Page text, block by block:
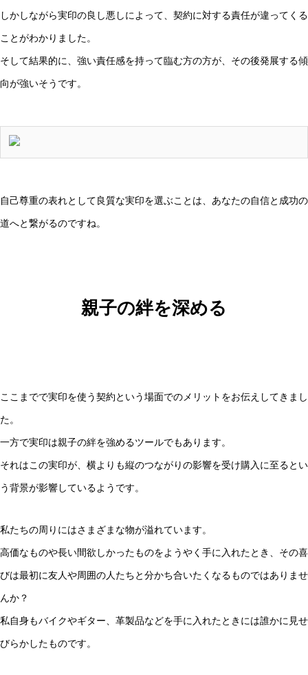
しかしながら実印の良し悪しによって、契約に対する責任が違ってくる
ことがわかりました。
そして結果的に、強い責任感を持って臨む方の方が、その後発展する傾
向が強いそうです。
自己尊重の表れとして良質な実印を選ぶことは、あなたの自信と成功の
道へと繋がるのですね。
親子の絆を深める
ここまでで実印を使う契約という場面でのメリットをお伝えしてきまし
た。
一方で実印は親子の絆を強めるツールでもあります。
それはこの実印が、横よりも縦のつながりの影響を受け購入に至るとい
う背景が影響しているようです。
私たちの周りにはさまざまな物が溢れています。
高価なものや長い間欲しかったものをようやく手に入れたとき、その喜
びは最初に友人や周囲の人たちと分かち合いたくなるものではありませ
んか？
私自身もバイクやギター、革製品などを手に入れたときには誰かに見せ
びらかしたものです。